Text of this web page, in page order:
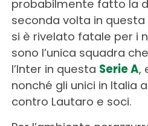
probabilmente fatto la
seconda volta in questa
si è rivelato fatale per i
sono l’unica squadra
l’Inter in questa Serie A,
nonché gli unici in Italia
contro Lautaro e soci.